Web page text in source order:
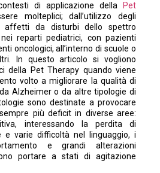
di applicazione della
Pet
molteplici; dall’utilizzo degli
affetti da disturbi dello spettro
reparti pediatrici, con pazienti
oncologici, all’interno di scuole o
In questo articolo si vogliono
della Pet Therapy quando viene
volto a migliorare la qualità di
Alzheimer o da altre tipologie di
sono destinate a provocare
più deficit in diverse aree:
interessando la perdita di
e varie difficoltà nel linguaggio, i
e grandi alterazioni
portare a stati di agitazione